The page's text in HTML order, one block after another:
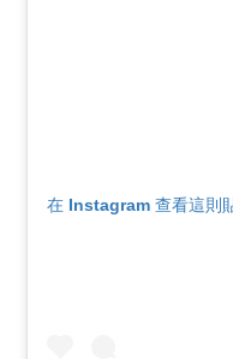
在 Instagram 查看這則